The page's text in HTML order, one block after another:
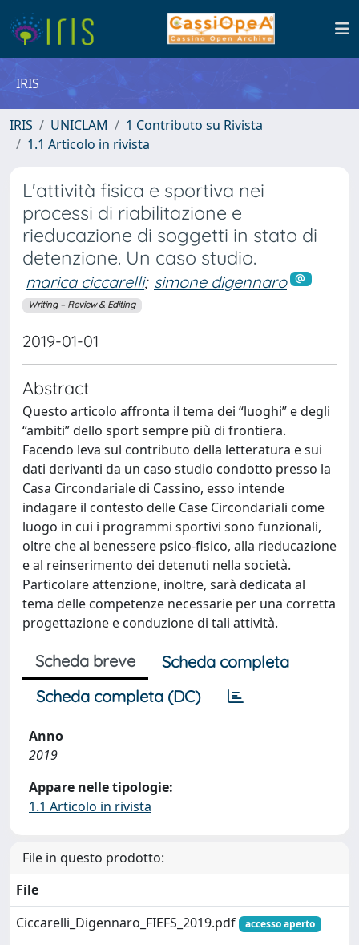
IRIS
IRIS UNICLAM
1 Contributo su Rivista
1.1 Articolo in rivista
L'attività fisica e sportiva nei
processi di riabilitazione e
rieducazione di soggetti in stato di
detenzione. Un caso studio.
marica ciccarelli; simone digennaro
Writing – Review & Editing
2019-01-01
Abstract
Questo articolo affronta il tema dei “luoghi” e degli
“ambiti” dello sport sempre più di frontiera.
Facendo leva sul contributo della letteratura e sui
dati derivanti da un caso studio condotto presso la
Casa Circondariale di Cassino, esso intende
indagare il contesto delle Case Circondariali come
luogo in cui i programmi sportivi sono funzionali,
oltre che al benessere psico-fisico, alla rieducazione
e al reinserimento dei detenuti nella società.
Particolare attenzione, inoltre, sarà dedicata al
tema delle competenze necessarie per una corretta
progettazione e conduzione di tali attività.
Scheda breve
Scheda completa
Scheda completa (DC)
Anno
2019
Appare nelle tipologie:
1.1 Articolo in rivista
File in questo prodotto:
File
Ciccarelli_Digennaro_FIEFS_2019.pdf
accesso aperto